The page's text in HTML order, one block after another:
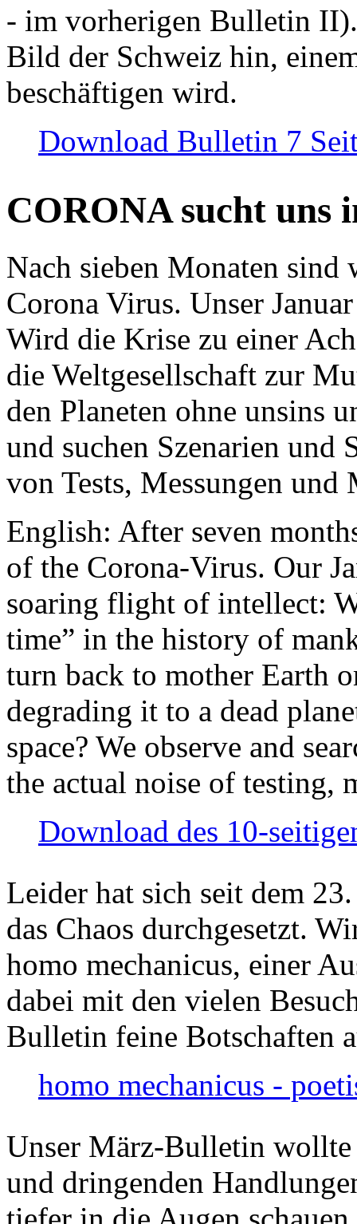
- im vorherigen Bulletin
Bild der Schweiz hin,
beschäftigen wird.
Download Bulletin 7
CORONA sucht uns
Nach sieben Monaten
Corona Virus. Unser
Wird die Krise zu einer
die Weltgesellschaft zur
den Planeten ohne unsins
und suchen Szenarien und
von Tests, Messungen und
English: After seven
of the Corona-Virus. Our
soaring flight of intellect:
time” in the history of
turn back to mother Earth
degrading it to a dead
space? We observe and
the actual noise of testing,
Download des 10-
Leider hat sich seit dem
das Chaos durchgesetzt.
homo mechanicus, einer
dabei mit den vielen
Bulletin feine Botschaften
homo mechanicus -
Unser März-Bulletin
und dringenden